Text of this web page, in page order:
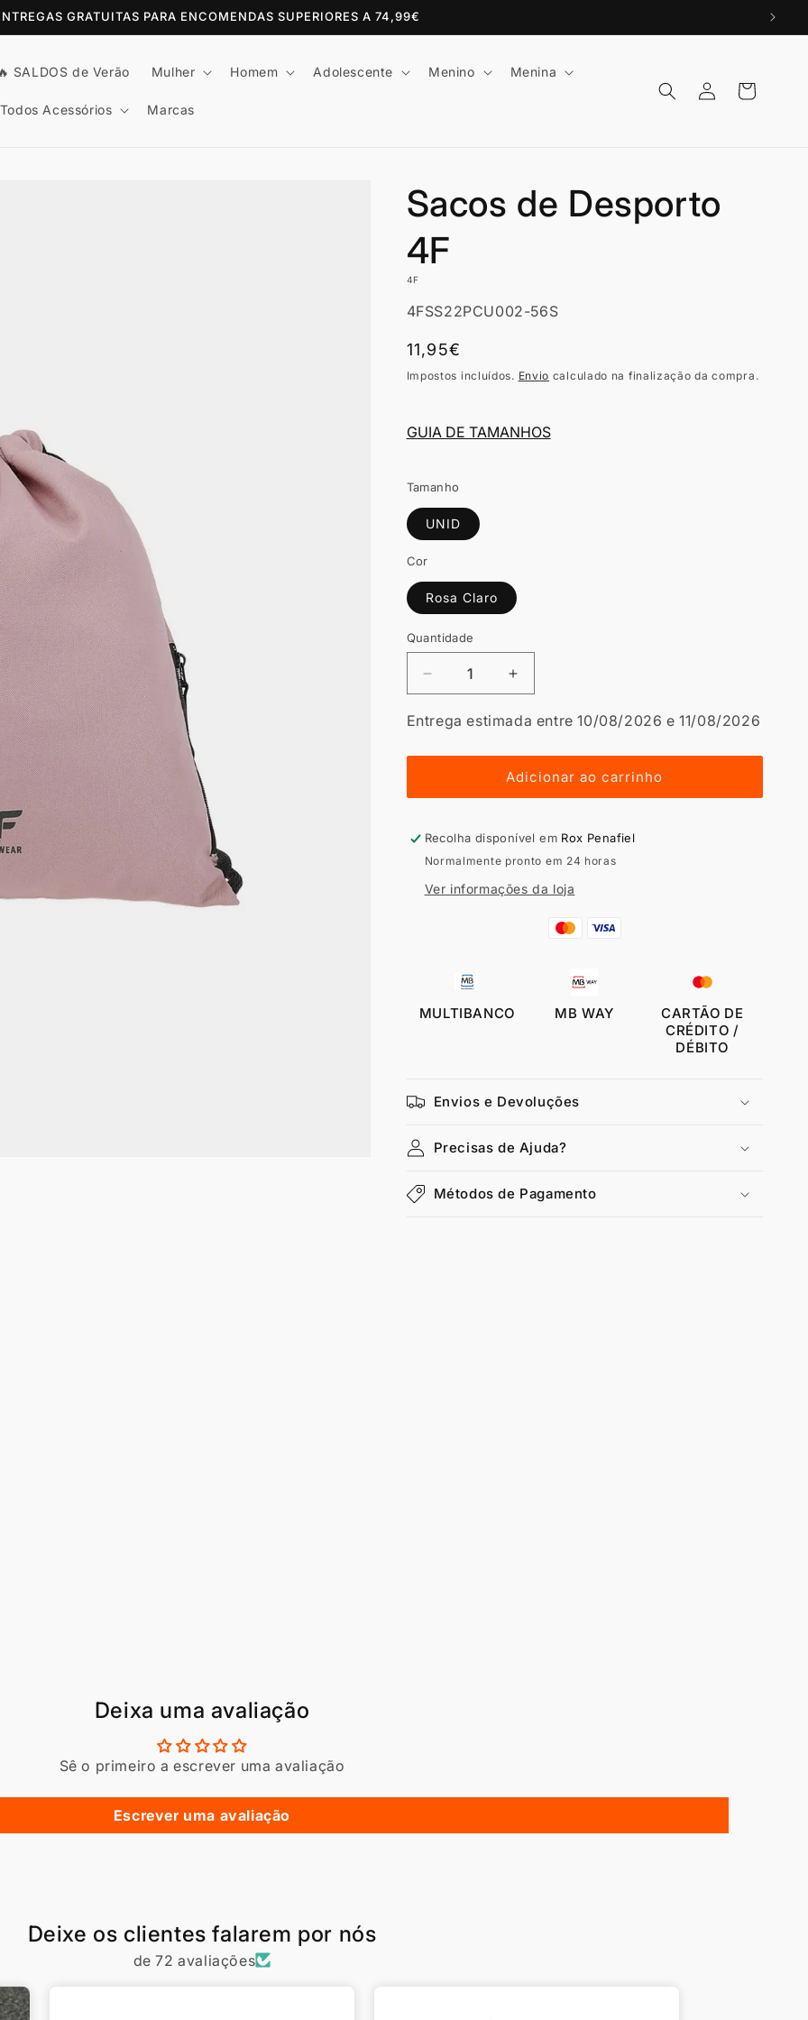
GRATUITAS PARA ENCOMENDAS SUPERIORES A 74,99€
SALDOS de Verão Mulher Homem Adolescente Menino Menina
Todos Acessórios Marcas
Iniciar
sessão
Carrinho
Sacos de Desporto
4F
4F
SKU:
4FSS22PCU002-56S
Preço
normal
11,95€
Impostos incluídos. Envio calculado na finalização da compra.
GUIA DE TAMANHOS
Tamanho
UNID
Cor
Rosa Claro
Quantidade
Diminuir
a
quantidade
Sacos
Desporto
Aumentar
a
quantidade
Sacos
de
Desporto
Entrega estimada entre 10/08/2026 e 11/08/2026
Adicionar ao carrinho
Recolha disponível em Rox Penafiel
Normalmente pronto em 24 horas
Ver informações da loja
MULTIBANCO MB WAY
CARTÃO DE
CRÉDITO /
DÉBITO
Envios e Devoluções
Precisas de Ajuda?
Métodos de Pagamento
Deixa uma avaliação
Sê o primeiro a escrever uma avaliação
Escrever uma avaliação
Deixe os clientes falarem por nós
de 72 avaliações